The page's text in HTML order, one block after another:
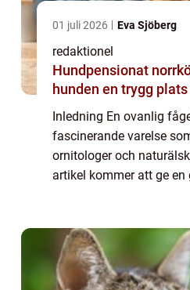
01 juli 2026 Eva Sjöberg
redaktionel
Hundpensionat norrköping
hunden en trygg
Inledning En ovanlig
fascinerande varelse
ornitologer och
artikel kommer att ge
betyd...